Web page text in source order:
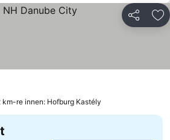
km-re innen: Hofburg Kastély